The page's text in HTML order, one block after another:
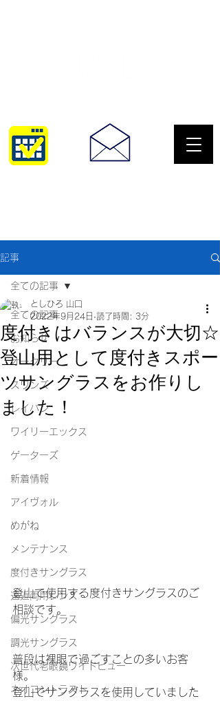
記事
全ての記事
お知らせ
オークリー
スワンズ
レイバン
ワイリーエックス
ゲーターズ
新着情報
アイヴォル
めがね
メンテナンス
度付きサングラス
遠近両用レンズ
偏光サングラス
調光サングラス
次世代老眼鏡ワイドビュー
ネオコントラスト
全ての記事
度付きはバランスが大切☆
登山用として度付きスポー
ツサングラスをお作りし
ました！
としひろ 山口
2022年9月24日 読了時間: 3分
登山で使用する度付きサングラスのご
相談です。
普段は裸眼で過ごすことの多いお客
様。
登山でサングラスを使用していました